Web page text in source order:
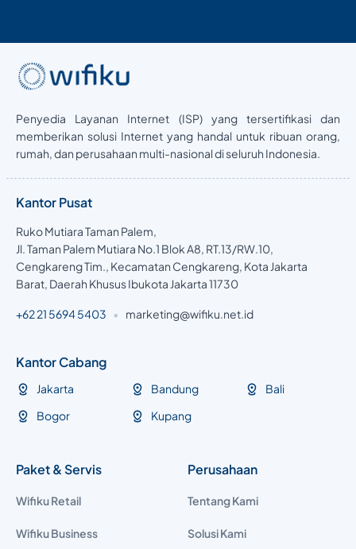
Penyedia Layanan Internet (ISP) yang tersertifikasi dan
memberikan solusi Internet yang handal untuk ribuan orang,
rumah, dan perusahaan multi-nasional di seluruh Indonesia.
Kantor Pusat
Ruko Mutiara Taman Palem,
Jl. Taman Palem Mutiara No.1 Blok A8, RT.13/RW.10,
Cengkareng Tim., Kecamatan Cengkareng, Kota Jakarta
Barat, Daerah Khusus Ibukota Jakarta 11730
+62 21 5694 5403 • marketing@wifiku.net.id
Kantor Cabang
Jakarta
Bogor
Bandung
Kupang
Bali
Paket & Servis
Wifiku Retail
Wifiku Business
Perusahaan
Tentang Kami
Solusi Kami